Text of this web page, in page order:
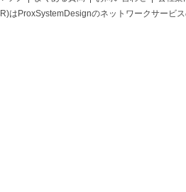
はProxSystemDesignのネットワークサービ